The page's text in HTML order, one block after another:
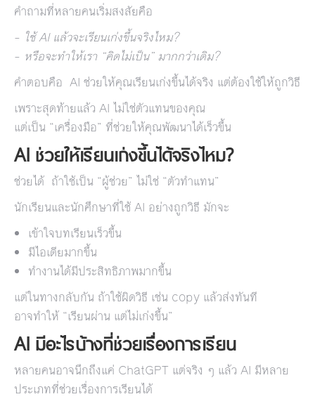
คำถามที่หลายคนเริ่มสงสัยคือ
– ใช้ AI แล้วจะเรียนเก่งขึ้นจริงไหม?
– หรือจะทำให้เรา “คิดไม่เป็น” มากกว่าเดิม?
คำตอบคือ AI ช่วยให้คุณเรียนเก่งขึ้นได้จริง แต่ต้องใช้ให้ถูกวิธี
เพราะสุดท้ายแล้ว AI ไม่ใช่ตัวแทนของคุณ
แต่เป็น “เครื่องมือ” ที่ช่วยให้คุณพัฒนาได้เร็วขึ้น
AI ช่วยให้เรียนเก่งขึ้นได้จริงไหม?
ช่วยได้ ถ้าใช้เป็น “ผู้ช่วย” ไม่ใช่ “ตัวทำแทน”
นักเรียนและนักศึกษาที่ใช้ AI อย่างถูกวิธี มักจะ
เข้าใจบทเรียนเร็วขึ้น
มีไอเดียมากขึ้น
ทำงานได้มีประสิทธิภาพมากขึ้น
แต่ในทางกลับกัน ถ้าใช้ผิดวิธี เช่น copy แล้วส่งทันที
อาจทำให้ “เรียนผ่าน แต่ไม่เก่งขึ้น”
AI มีอะไรบ้างที่ช่วยเรื่องการเรียน
หลายคนอาจนึกถึงแค่ ChatGPT แต่จริง ๆ แล้ว AI มีหลาย
ประเภทที่ช่วยเรื่องการเรียนได้